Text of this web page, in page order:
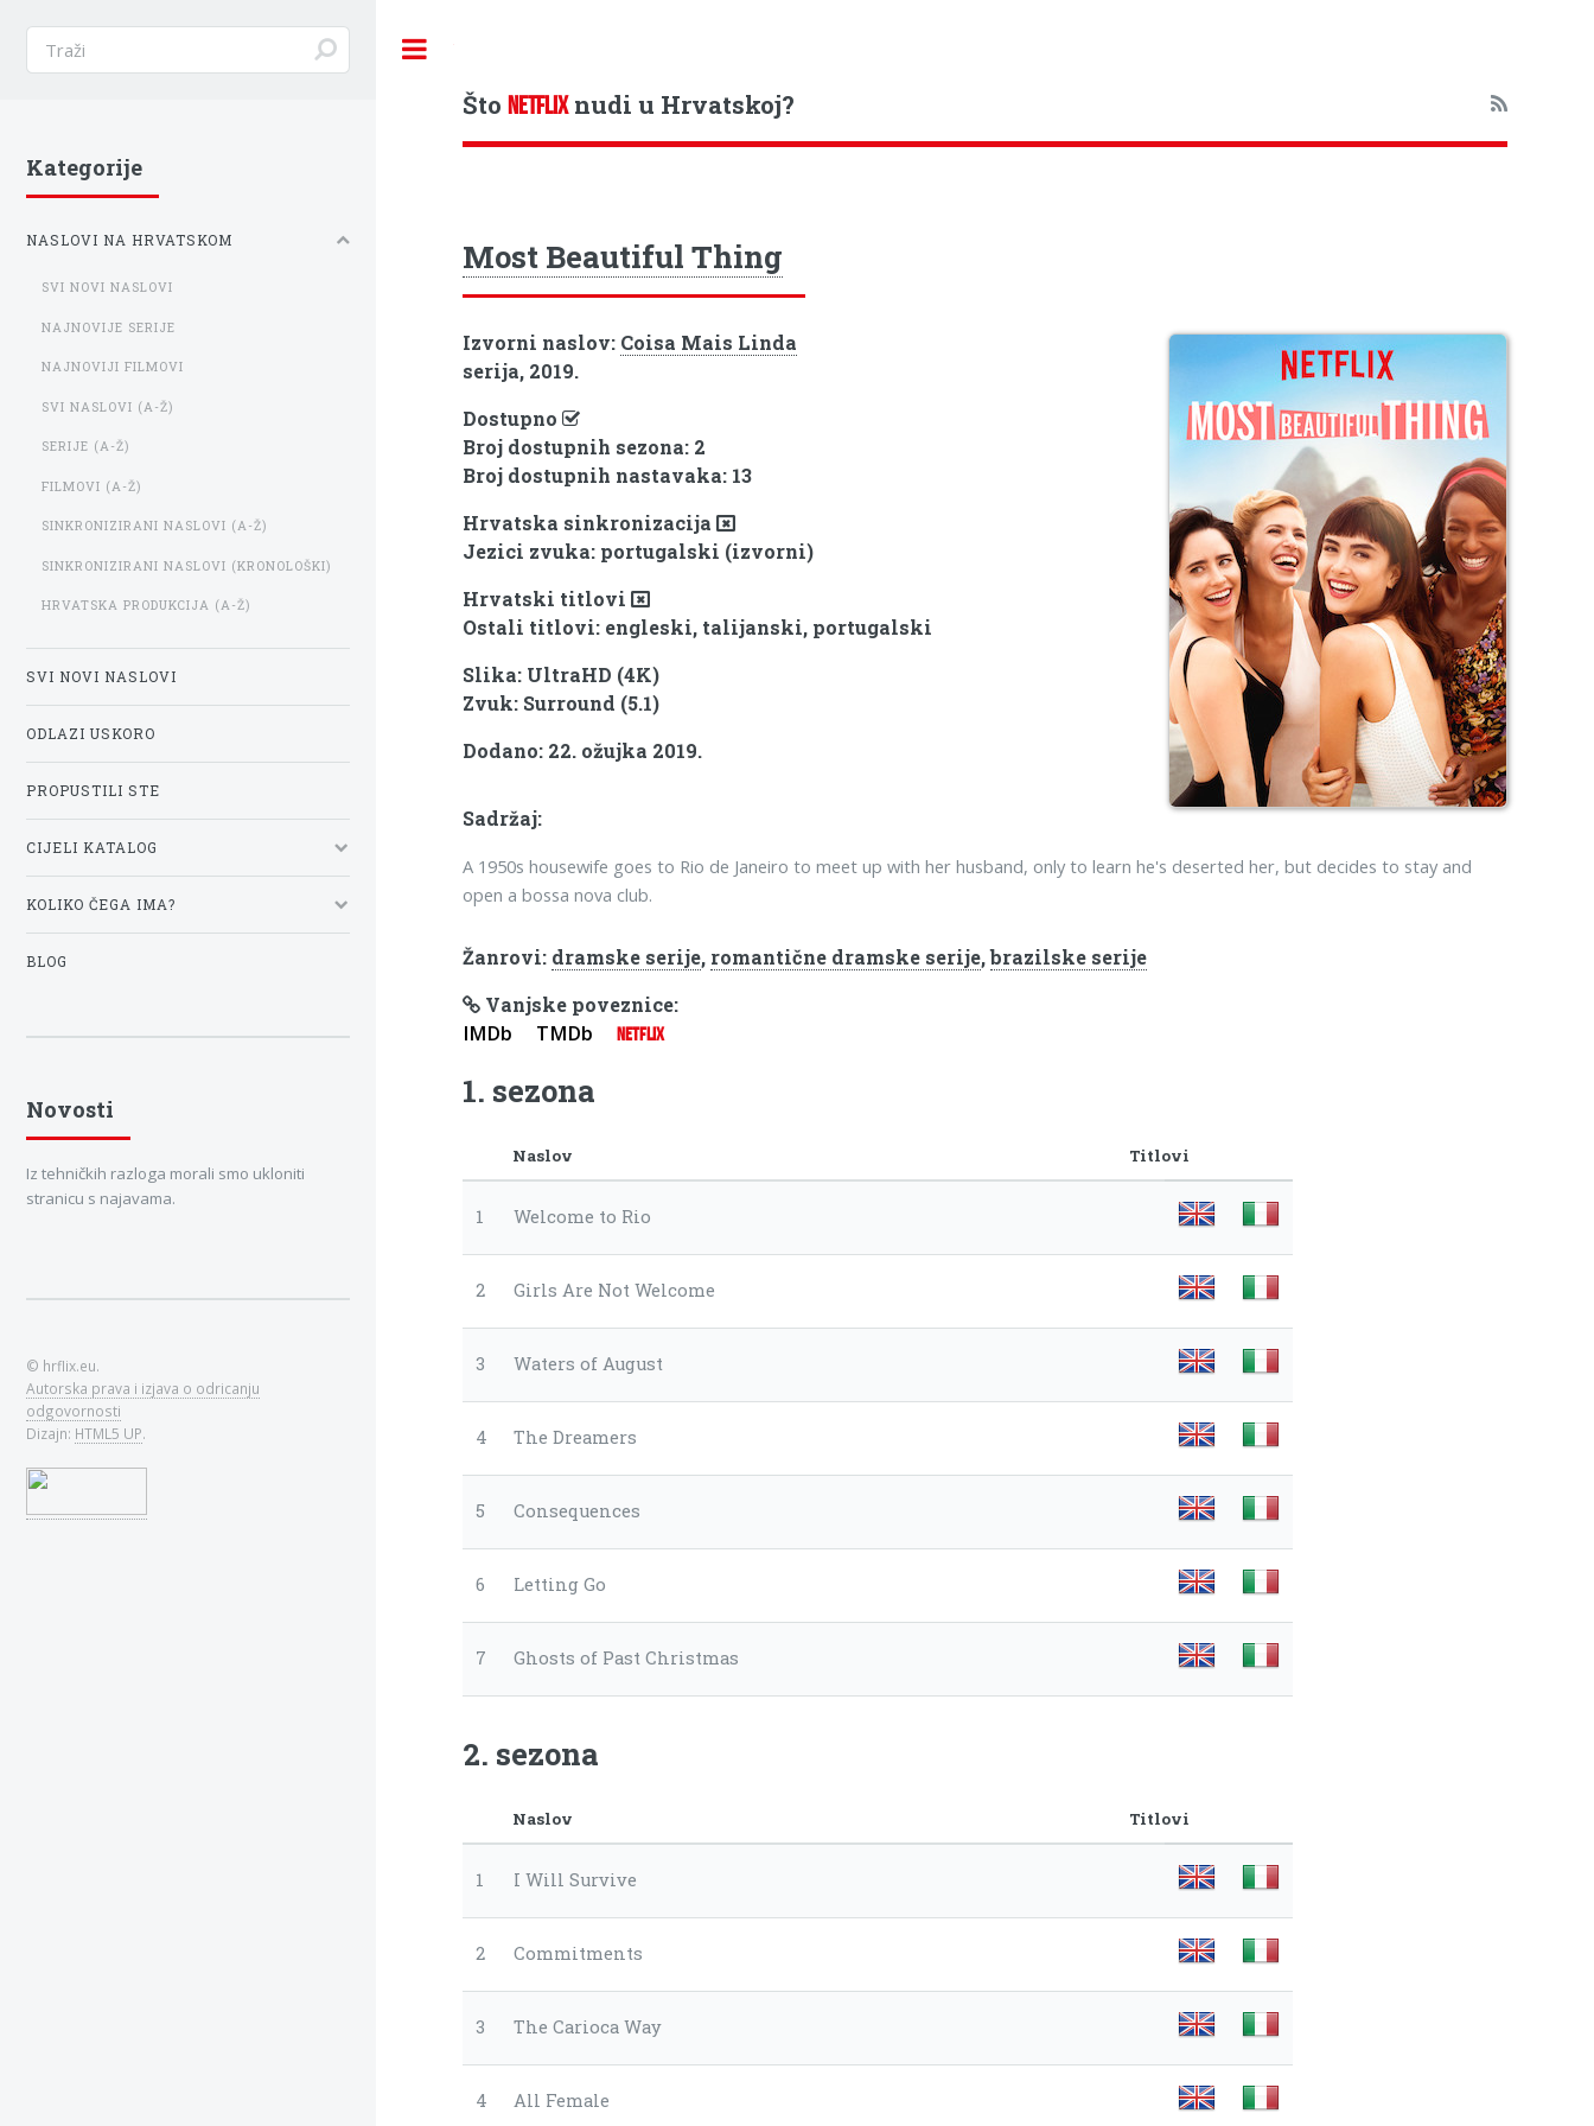
ŠtoNETFLIXnudi u Hrvatskoj?
Most Beautiful Thing
Izvorni naslov: Coisa Mais Linda
serija, 2019.
Dostupno
Broj dostupnih sezona: 2
Broj dostupnih nastavaka: 13
Hrvatska sinkronizacija
Jezici zvuka: portugalski (izvorni)
Hrvatski titlovi
Ostali titlovi: engleski, talijanski, portugalski
Slika: UltraHD (4K)
Zvuk: Surround (5.1)
Dodano: 22. ožujka 2019.
Sadržaj:
A 1950s housewife goes to Rio de Janeiro to meet up with her husband, only to learn he's deserted her, but decides to stay and
open a bossa nova club.
Žanrovi: dramske serije, romantične dramske serije,brazilske serije
Vanjske poveznice:
IMDb TMDb NETFLIX
1. sezona
Naslov Titlovi
1 Welcome to Rio
2 Girls Are Not Welcome
3 Waters of August
4 The Dreamers
5 Consequences
6 Letting Go
7 Ghosts of Past Christmas
2. sezona
Naslov Titlovi
1 I Will Survive
2 Commitments
3 The Carioca Way
4 All Female
Kategorije
NASLOVI NA HRVATSKOM
SVI NOVI NASLOVI
NAJNOVIJE SERIJE
NAJNOVIJI FILMOVI
SVI NASLOVI (A-Ž)
SERIJE (A-Ž)
FILMOVI (A-Ž)
SINKRONIZIRANI NASLOVI (A-Ž)
SINKRONIZIRANI NASLOVI (KRONOLOŠKI)
HRVATSKA PRODUKCIJA (A-Ž)
SVI NOVI NASLOVI
ODLAZI USKORO
PROPUSTILI STE
CIJELI KATALOG
KOLIKO ČEGA IMA?
BLOG
Novosti
Iz tehničkih razloga morali smo ukloniti
stranicu s najavama.
© hrflix.eu.
Autorska prava i izjava o odricanju
odgovornosti
Dizajn: HTML5 UP.
Toggle